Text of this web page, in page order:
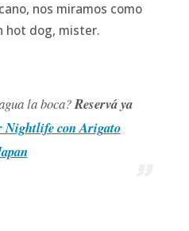
nos miramos como
hot dog, mister.
la boca?Reservá ya
Nightlife con Arigato